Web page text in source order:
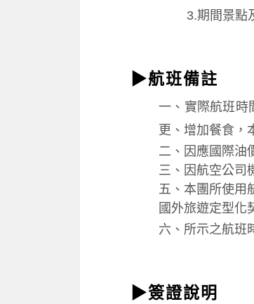
3.期間景點
▶航班備註
一、 實際航班時
更、增加餐食，
二、因應國際油
三、因航空公司
五 、 本團所使用
國外旅遊定型化
六、 所示之航班
▶簽證說明